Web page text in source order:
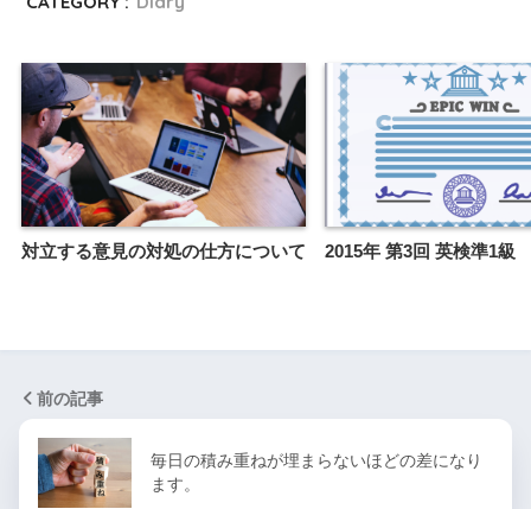
対立する意見の対処の仕方について 2015年 第3回 英検準1級
前の記事
毎日の積み重ねが埋まらないほどの差になり
ます。